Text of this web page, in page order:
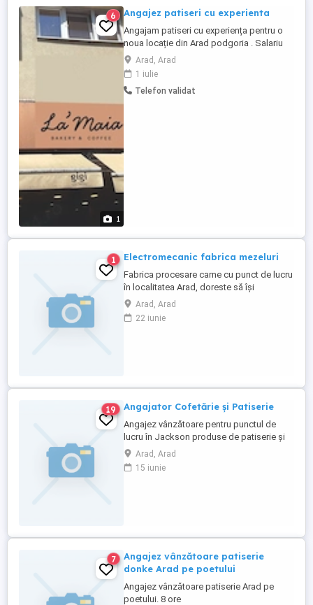
1
6 Angajez patiseri cu experienta
Angajam patiseri cu experiența pentru o
noua locație din Arad podgoria . Salariu
atractiv 3500-5000 lei
Arad, Arad
1 iulie
Telefon validat
1 Electromecanic fabrica mezeluri
Fabrica procesare carne cu punct de lucru
în localitatea Arad, doreste să își
mărească echipa. Beneficii: -Program de
lucru : 5 zile saptamana, 8 ore zi; -Salar
motivant negociabil in functie de calificare
Arad, Arad
22 iunie
19 Angajator Cofetărie și Patiserie
Angajez vânzătoare pentru punctul de
lucru în Jackson produse de patiserie și
înghețată
Arad, Arad
15 iunie
7
Angajez vânzătoare patiserie
donke Arad pe poetului
Angajez vânzătoare patiserie Arad pe
poetului. 8 ore